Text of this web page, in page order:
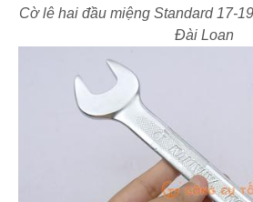
Cờ lê hai đầu miệng Standard 17-
Đài Loan